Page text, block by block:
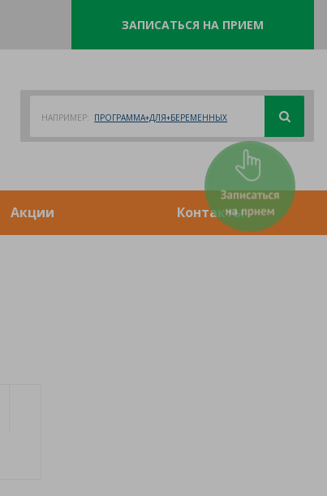
ЗАПИСАТЬСЯ НА ПРИЕМ
НАПРИМЕР: ПРОГРАММА+ДЛЯ+БЕРЕМЕННЫХ
Акции Контакты